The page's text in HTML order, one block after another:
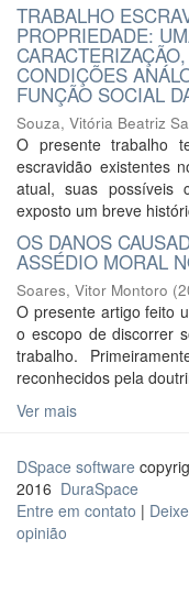
TRABALHO
PROPRIEDADE:
CONDIÇÕES
FUNÇÃO SOCIAL
Souza, Vitória Beatriz
O presente trabalho
escravidão existentes
atual, suas possíveis
exposto um breve
OS DANOS
ASSÉDIO MORAL
Soares, Vitor Montoro (
O presente artigo feito
o escopo de discorrer
trabalho.
reconhecidos pela
Ver mais
DSpace software
2016 DuraSpace
Entre em contato |
opinião